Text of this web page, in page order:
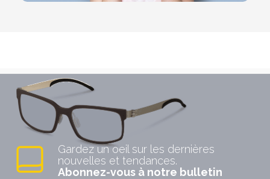
Gardez un oeil sur les dernières
nouvelles et tendances.
Abonnez-vous à notre bulletin